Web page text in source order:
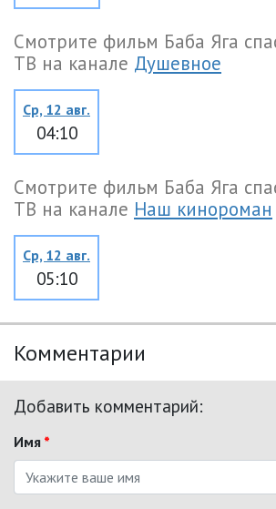
Смотрите фильм Баба Яга
ТВ на канале Душевное
Ср, 12 авг.
04:10
Смотрите фильм Баба Яга
ТВ на канале Наш кинороман
Ср, 12 авг.
05:10
Комментарии
Добавить комментарий:
Имя *